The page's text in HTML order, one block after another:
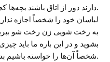
لباسان خود را شخصاً اجازه
به رخت شویی زن رخت شو
بشوید و در این باره ما باید